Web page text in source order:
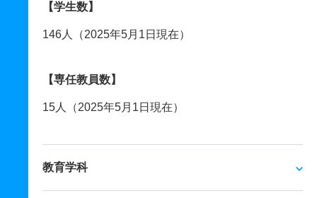
【学生数】
146人（2025年5月1日現在）
【専任教員数】
15人（2025年5月1日現在）
教育学科